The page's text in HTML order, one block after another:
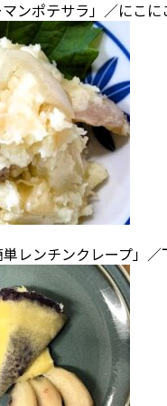
ンポテサラ」／にこに
レンチンクレープ」